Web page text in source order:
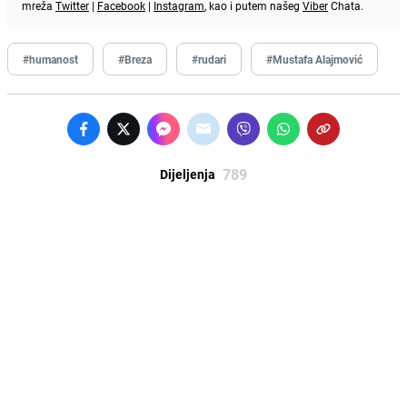
mreža Twitter | Facebook | Instagram, kao i putem našeg ViberChata.
#humanost #Breza #rudari #Mustafa Alajmović
Dijeljenja 789